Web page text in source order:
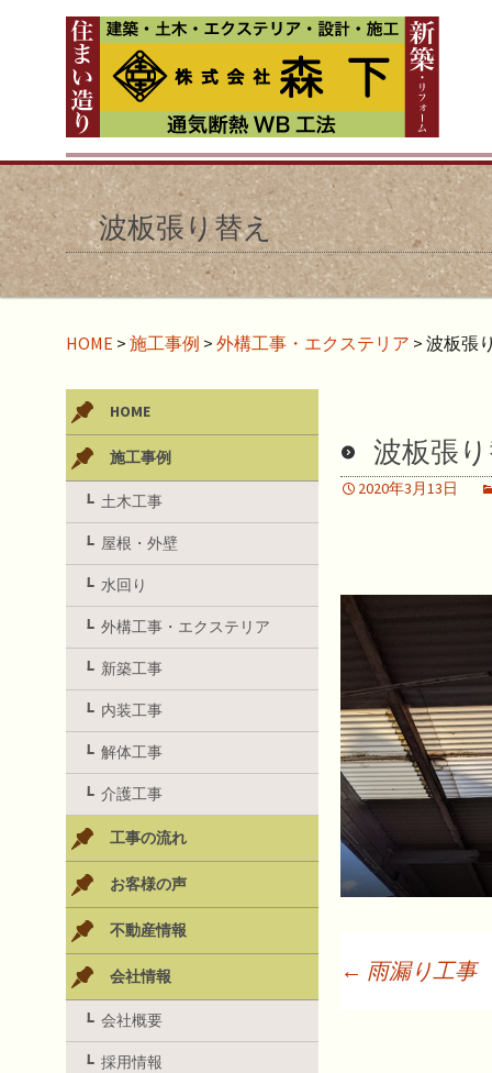
波板張り替え
HOME > 施工事例 > 外構工事・エクステリア > 波板張
波板張
2020年3月13日
← 雨漏り工事
HOME
施工事例
土木工事
屋根・外壁
水回り
外構工事・エクステリア
新築工事
内装工事
解体工事
介護工事
工事の流れ
お客様の声
不動産情報
会社情報
会社概要
採用情報